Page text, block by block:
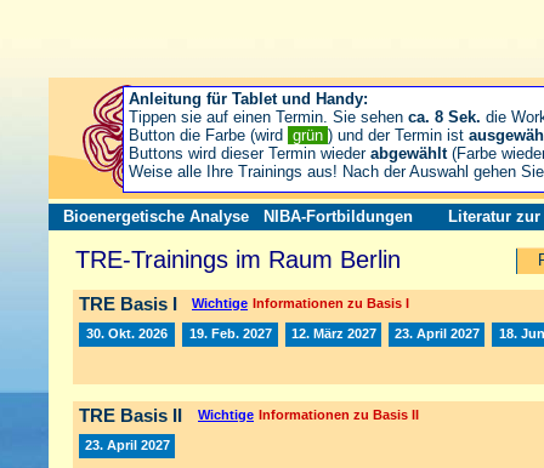
Bioenergetische Analyse NIBA-Fortbildungen Literatur zur
TRE-Trainings im Raum Berlin
TRE Basis I Wichtige Informationen zu Basis I
30. Okt. 2026 19. Feb. 2027 12. März 2027 23. April 2027 18.
TRE Basis II Wichtige Informationen zu Basis II
23. April 2027
Anleitung für Tablet und Handy:
Tippen sie auf einen Termin. Sie sehen ca. 8 Sek. die
Button die Farbe (wird grün ) und der Termin ist
Buttons wird dieser Termin wieder abgewählt(Farbe
Weise alle Ihre Trainings aus! Nach der Auswahl gehen